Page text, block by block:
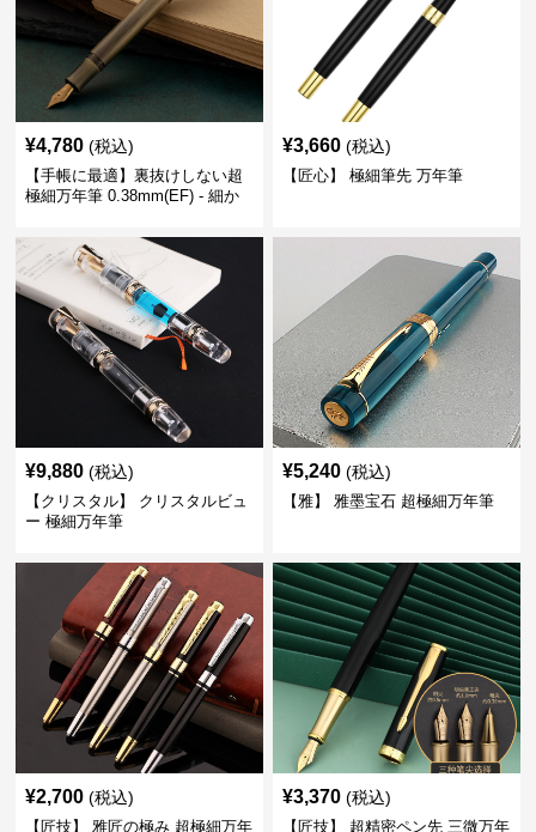
¥4,780 (税込)
【手帳に最適】裏抜けしない超
極細万年筆 0.38mm(EF) - 細か
¥3,660 (税込)
【匠心】 極細筆先 万年筆
¥9,880 (税込)
【クリスタル】 クリスタルビュ
ー 極細万年筆
¥5,240 (税込)
【雅】 雅墨宝石 超極細万年筆
¥2,700 (税込)
【匠技】 雅匠の極み 超極細万年
¥3,370 (税込)
【匠技】 超精密ペン先 三微万年